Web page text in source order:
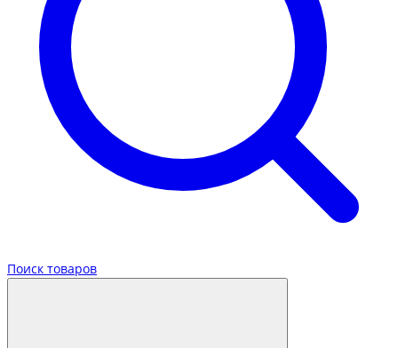
Поиск товаров